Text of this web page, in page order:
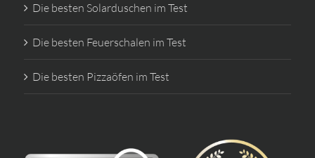
Die besten Solarduschen im Test
Die besten Feuerschalen im Test
Die besten Pizzaöfen im Test